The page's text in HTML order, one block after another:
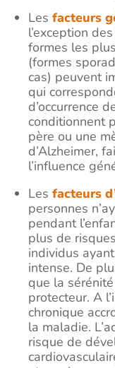
Les facteurs
l’exception
formes les
(formes
cas) peuvent
qui
d’occurrence
conditionnent
père ou une
d’Alzheimer,
l’influence
Les facteurs
personnes
pendant
plus de
individus
intense. De
que la
protecteur. A
chronique
la maladie.
risque de